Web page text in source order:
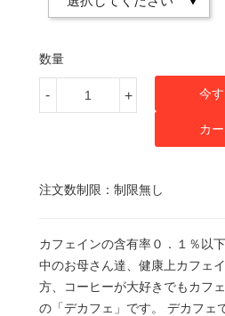
数量
- + 今
カ
注文数制限：制限無し
カフェインの含有率０．１％以
中のお母さん達、健康上カフェ
方、コーヒーが大好きでもカフ
の「デカフェ」です。 デカフェ